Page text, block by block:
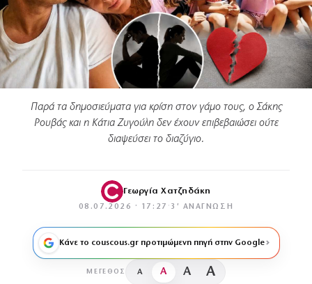
Παρά τα δημοσιεύματα για κρίση στον γάμο τους, ο Σάκης
Ρουβάς και η Κάτια Ζυγούλη δεν έχουν επιβεβαιώσει ούτε
διαψεύσει το διαζύγιο.
Γεωργία Χατζηδάκη
08.07.2026 · 17:27 · 3′ ΑΝΆΓΝΩΣΗ
Κάνε το couscous.gr προτιμώμενη πηγή στην Google
ΜΈΓΕΘΟΣ A A A A